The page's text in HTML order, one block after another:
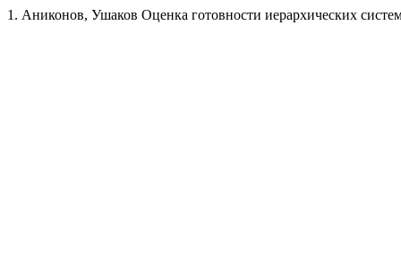
1. Аниконов, Ушаков Оценка готовности иерархических